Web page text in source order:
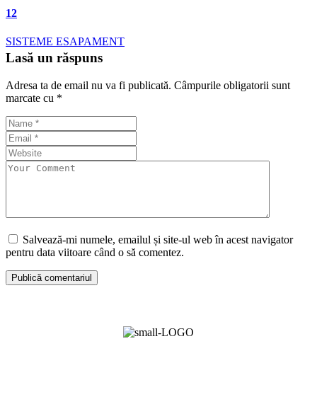
12
SISTEME ESAPAMENT
Lasă un răspuns
Adresa ta de email nu va fi publicată. Câmpurile obligatorii sunt
marcate cu *
Salvează-mi numele, emailul și site-ul web în acest navigator
pentru data viitoare când o să comentez.